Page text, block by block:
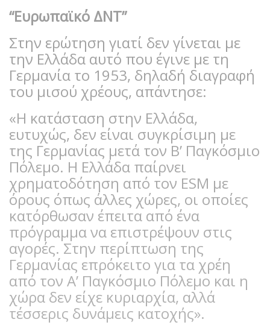
“Ευρωπαϊκό ΔΝΤ”
Στην ερώτηση γιατί δεν γίνεται με
την Ελλάδα αυτό που έγινε με τη
Γερμανία το 1953, δηλαδή διαγραφή
του μισού χρέους, απάντησε:
«Η κατάσταση στην Ελλάδα,
ευτυχώς, δεν είναι συγκρίσιμη με
της Γερμανίας μετά τον Β’ Παγκόσμιο
Πόλεμο. Η Ελλάδα παίρνει
χρηματοδότηση από τον ESM με
όρους όπως άλλες χώρες, οι οποίες
κατόρθωσαν έπειτα από ένα
πρόγραμμα να επιστρέψουν στις
αγορές. Στην περίπτωση της
Γερμανίας επρόκειτο για τα χρέη
από τον Α’ Παγκόσμιο Πόλεμο και η
χώρα δεν είχε κυριαρχία, αλλά
τέσσερις δυνάμεις κατοχής».